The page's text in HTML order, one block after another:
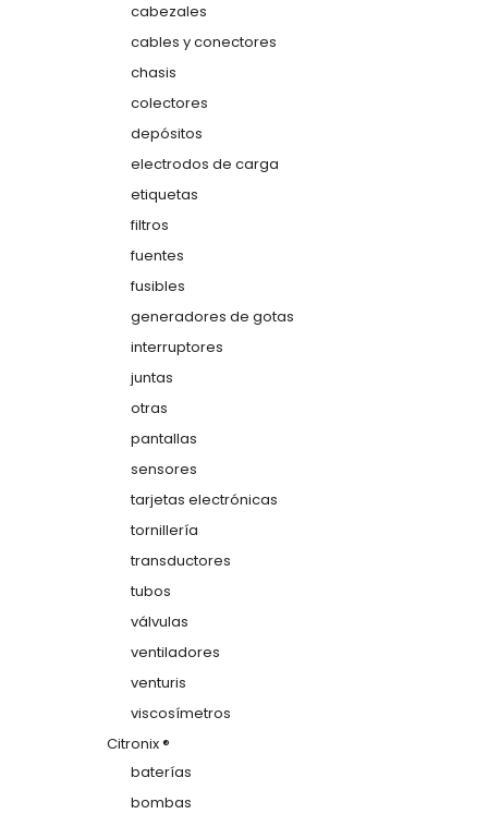
cabezales
cables y conectores
chasis
colectores
depósitos
electrodos de carga
etiquetas
filtros
fuentes
fusibles
generadores de gotas
interruptores
juntas
otras
pantallas
sensores
tarjetas electrónicas
tornillería
transductores
tubos
válvulas
ventiladores
venturis
viscosímetros
Citronix ®
baterías
bombas